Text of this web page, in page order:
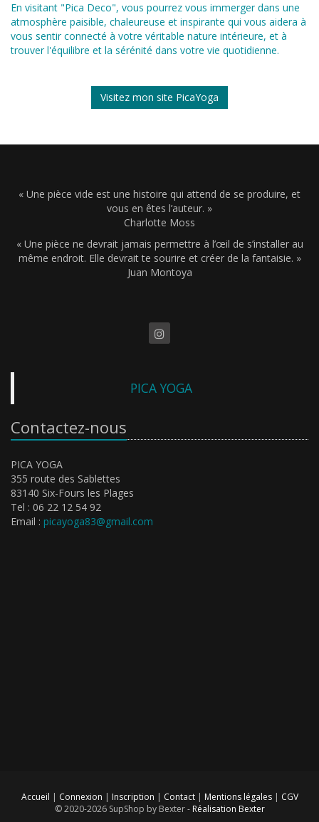
En visitant "Pica Deco", vous pourrez vous immerger dans une
atmosphère paisible, chaleureuse et inspirante qui vous aidera à
vous sentir connecté à votre véritable nature intérieure, et à
trouver l'équilibre et la sérénité dans votre vie quotidienne.
Visitez mon site PicaYoga
« Une pièce vide est une histoire qui attend de se produire, et
vous en êtes l’auteur. »
Charlotte Moss
« Une pièce ne devrait jamais permettre à l’œil de s’installer au
même endroit. Elle devrait te sourire et créer de la fantaisie. »
Juan Montoya
PICA YOGA
Contactez-nous
PICA YOGA
355 route des Sablettes
83140 Six-Fours les Plages
Tel : 06 22 12 54 92
Email : picayoga83@gmail.com
Accueil | Connexion | Inscription | Contact | Mentions légales | CGV
© 2020-2026 SupShop by Bexter - Réalisation Bexter